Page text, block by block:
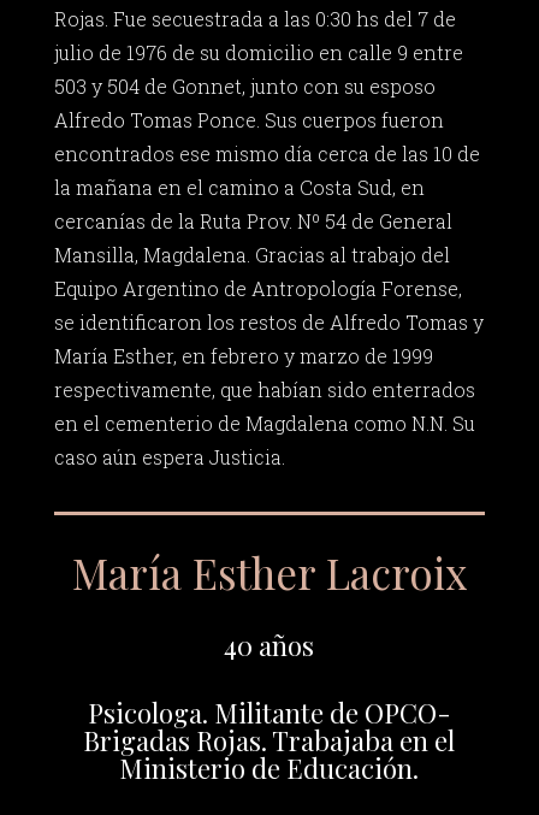
Rojas. Fue secuestrada a las 0:30 hs del 7 de
julio de 1976 de su domicilio en calle 9 entre
503 y 504 de Gonnet, junto con su esposo
Alfredo Tomas Ponce. Sus cuerpos fueron
encontrados ese mismo día cerca de las 10 de
la mañana en el camino a Costa Sud, en
cercanías de la Ruta Prov. Nº 54 de General
Mansilla, Magdalena. Gracias al trabajo del
Equipo Argentino de Antropología Forense,
se identificaron los restos de Alfredo Tomas y
María Esther, en febrero y marzo de 1999
respectivamente, que habían sido enterrados
en el cementerio de Magdalena como N.N. Su
caso aún espera Justicia.
María Esther Lacroix
40 años
Psicologa. Militante de OPCO-
Brigadas Rojas. Trabajaba en el
Ministerio de Educación.